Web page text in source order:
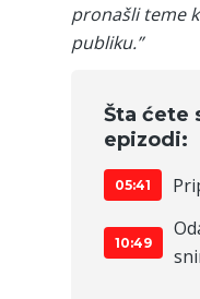
pronašli teme
publiku.”
Šta ćete
epizodi:
05:41
10:49